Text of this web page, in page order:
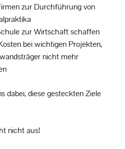
zur Durchführung von
zur Wirtschaft schaffen
bei wichtigen Projekten,
nicht mehr
dabei, diese gesteckten Ziele
nicht aus!